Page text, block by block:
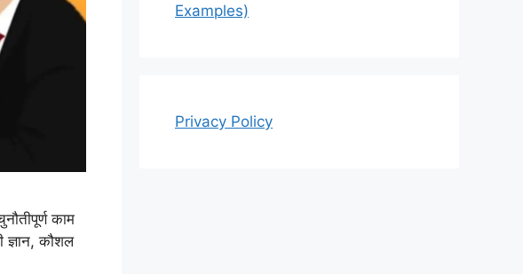
काम
कौशल
Examples)
Privacy Policy